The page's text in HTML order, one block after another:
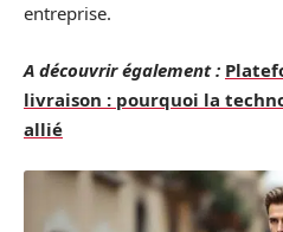
entreprise.
A découvrir également :
livraison : pourquoi la
allié